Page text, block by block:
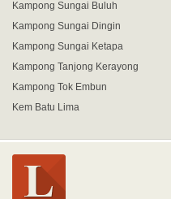
Kampong Sungai Buluh
Kampong Sungai Dingin
Kampong Sungai Ketapa
Kampong Tanjong Kerayong
Kampong Tok Embun
Kem Batu Lima